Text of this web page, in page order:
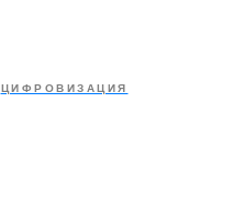
ЦИФРОВИЗАЦИЯ